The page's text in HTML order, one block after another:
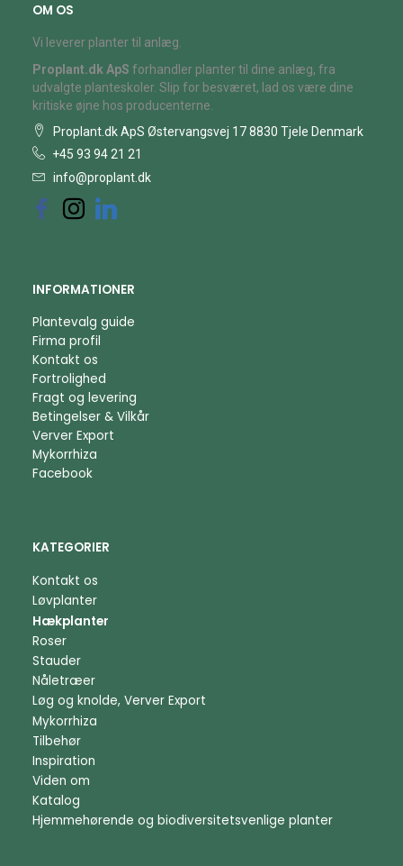
OM OS
Vi leverer planter til anlæg.
Proplant.dk ApS forhandler planter til dine anlæg, fra
udvalgte planteskoler. Slip for besværet, lad os være dine
kritiske øjne hos producenterne.
Proplant.dk ApS Østervangsvej 17 8830 Tjele Denmark
+45 93 94 21 21
info@proplant.dk
INFORMATIONER
Plantevalg guide
Firma profil
Kontakt os
Fortrolighed
Fragt og levering
Betingelser & Vilkår
Verver Export
Mykorrhiza
Facebook
KATEGORIER
Kontakt os
Løvplanter
Hækplanter
Roser
Stauder
Nåletræer
Løg og knolde, Verver Export
Mykorrhiza
Tilbehør
Inspiration
Viden om
Katalog
Hjemmehørende og biodiversitetsvenlige planter